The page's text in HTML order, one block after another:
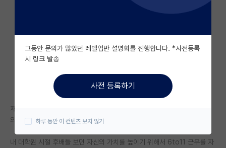
자유 게시판(아무개랩)
미국 유학 게시판
미국 대학원 합격 후기 게시판
대학원생 모집 게시판
연구실(PI) 홍보 게시판
재능이 없는 학생들의 경우 4-5년 동안 9to9 해도 졸업에 필요한 최소한
의 quality, quantity 및 contribution 을 가진 연구결과가 안 나옴.
내 대학원 시절 후배들 보면 자신의 가치를 높이기 위해서 6to11 근무를 자
그동안 문의가 많았던 레벨업반 설명회를 진행합니다. *사전등록
시 링크 발송
사전 등록하기
하루 동안 이 컨텐츠 보지 않기